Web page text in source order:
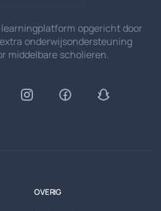
opgericht door
onderwijsondersteuning
middelbare scholieren.
OVERIG